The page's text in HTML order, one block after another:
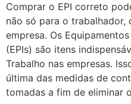
Comprar o EPI correto
não só para o trabalhador,
empresa. Os
(EPIs) são itens
Trabalho nas empresas.
última das medidas de
tomadas a fim de eliminar